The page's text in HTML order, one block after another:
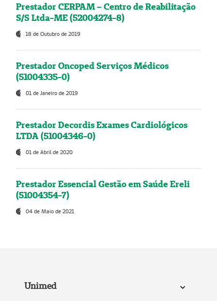
Prestador CERPAM – Centro de Reabilitação
S/S Ltda-ME (52004274-8)
18 de Outubro de 2019
Prestador Oncoped Serviços Médicos
(51004335-0)
01 de Janeiro de 2019
Prestador Decordis Exames Cardiológicos
LTDA (51004346-0)
01 de Abril de 2020
Prestador Essencial Gestão em Saúde Ereli
(51004354-7)
04 de Maio de 2021
Unimed